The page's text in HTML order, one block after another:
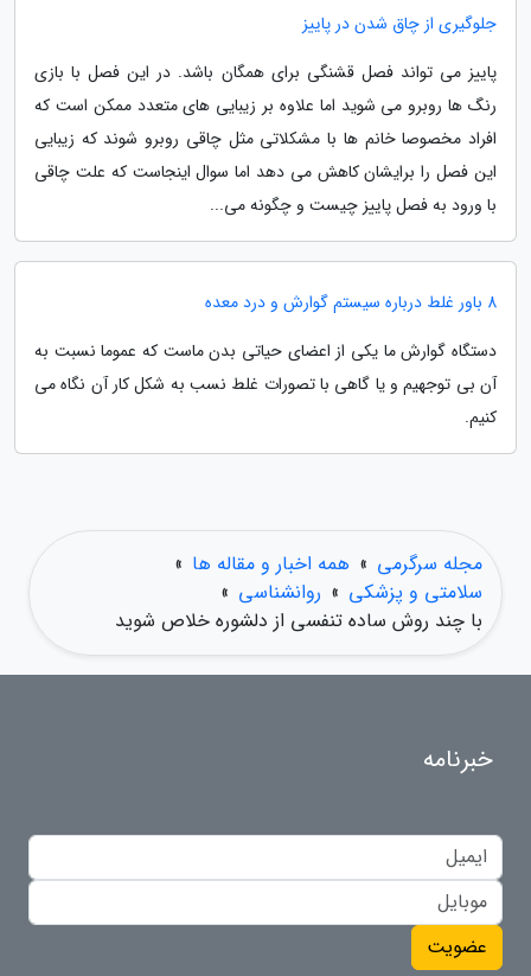
جلوگیری از چاق شدن در پاییز
پاییز می تواند فصل قشنگی برای همگان باشد. در این فصل با بازی
رنگ ها روبرو می شوید اما علاوه بر زیبایی های متعدد ممکن است که
افراد مخصوصا خانم ها با مشکلاتی مثل چاقی روبرو شوند که زیبایی
این فصل را برایشان کاهش می دهد اما سوال اینجاست که علت چاقی
با ورود به فصل پاییز چیست و چگونه می...
8 باور غلط درباره سیستم گوارش و درد معده
دستگاه گوارش ما یکی از اعضای حیاتی بدن ماست که عموما نسبت به
آن بی توجهیم و یا گاهی با تصورات غلط نسب به شکل کار آن نگاه می
کنیم.
مجله سرگرمی » همه اخبار و مقاله ها »
سلامتی و پزشکی » روانشناسی »
با چند روش ساده تنفسی از دلشوره خلاص شوید
خبرنامه
عضویت